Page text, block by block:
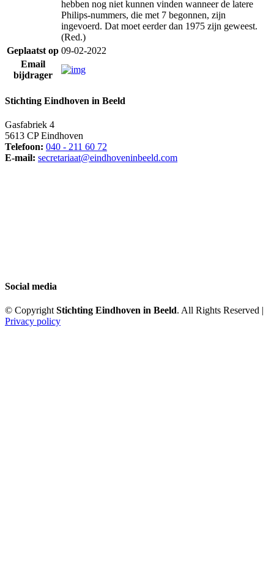
hebben nog niet kunnen vinden wanneer de latere
Philips-nummers, die met 7 begonnen, zijn
ingevoerd. Dat moet eerder dan 1975 zijn geweest.
(Red.)
Geplaatst op 09-02-2022
Email
bijdrager
Stichting Eindhoven in Beeld
Gasfabriek 4
5613 CP Eindhoven
Telefoon: 040 - 211 60 72
E-mail: secretariaat@eindhoveninbeeld.com
Social media
© Copyright Stichting Eindhoven in Beeld. All Rights Reserved |
Privacy policy